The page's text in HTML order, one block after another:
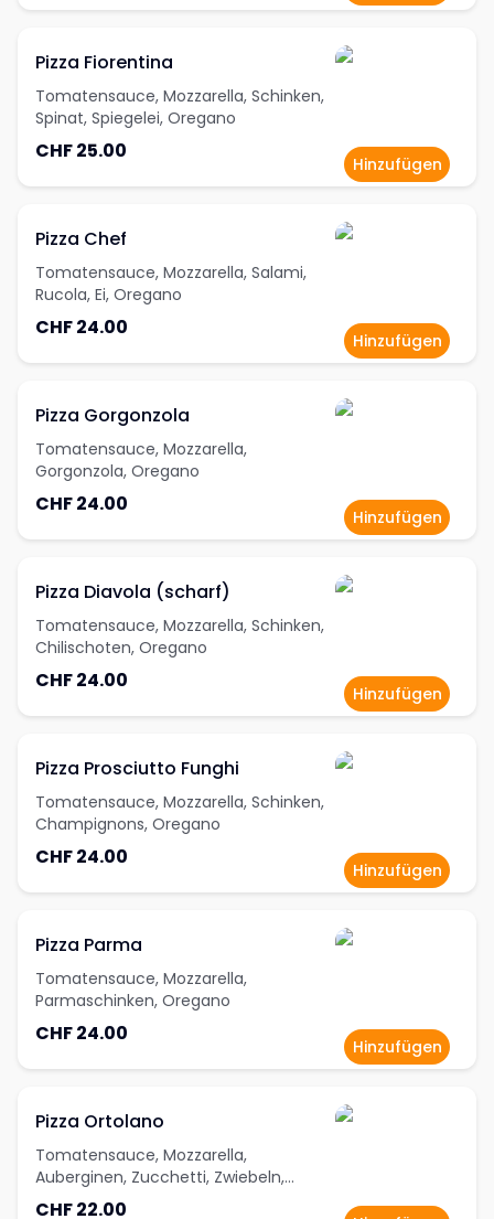
Pizza Fiorentina
Tomatensauce, Mozzarella, Schinken,
Spinat, Spiegelei, Oregano
CHF 25.00
Hinzufügen
Pizza Chef
Tomatensauce, Mozzarella, Salami,
Rucola, Ei, Oregano
CHF 24.00
Hinzufügen
Pizza Gorgonzola
Tomatensauce, Mozzarella,
Gorgonzola, Oregano
CHF 24.00
Hinzufügen
Pizza Diavola (scharf)
Tomatensauce, Mozzarella, Schinken,
Chilischoten, Oregano
CHF 24.00
Hinzufügen
Pizza Prosciutto Funghi
Tomatensauce, Mozzarella, Schinken,
Champignons, Oregano
CHF 24.00
Hinzufügen
Pizza Parma
Tomatensauce, Mozzarella,
Parmaschinken, Oregano
CHF 24.00
Hinzufügen
Pizza Ortolano
Tomatensauce, Mozzarella,
Auberginen, Zucchetti, Zwiebeln,
Peperoni, Oregano
CHF 22.00